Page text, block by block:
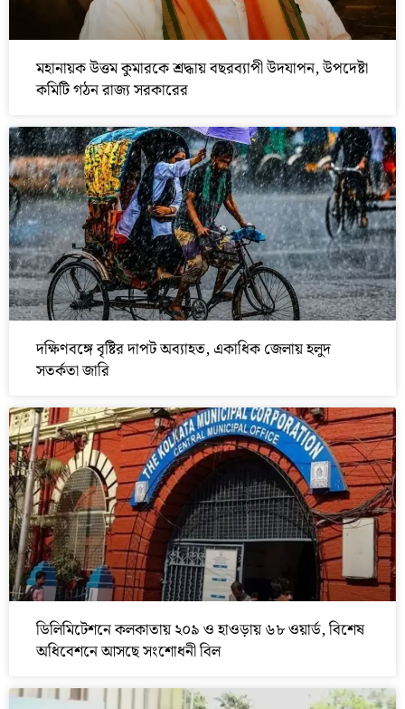
মহানায়ক উত্তম কুমারকে শ্রদ্ধায় বছরব্যাপী উদযাপন, উপদেষ্টা
কমিটি গঠন রাজ্য সরকারের
দক্ষিণবঙ্গে বৃষ্টির দাপট অব্যাহত, একাধিক জেলায় হলুদ
সতর্কতা জারি
ডিলিমিটেশনে কলকাতায় ২০৯ ও হাওড়ায় ৬৮ ওয়ার্ড, বিশেষ
অধিবেশনে আসছে সংশোধনী বিল